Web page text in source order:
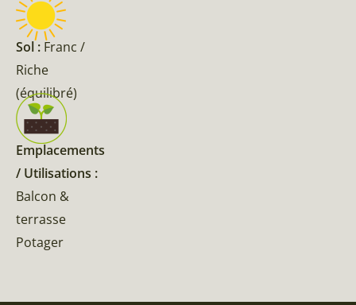
Sol : Franc /
Riche
(équilibré)
Emplacements
/ Utilisations :
Balcon &
terrasse
Potager